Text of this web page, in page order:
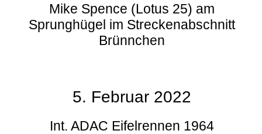
Mike Spence (Lotus 25) am
Sprunghügel im Streckenabschnitt
Brünnchen
5. Februar 2022
Int. ADAC Eifelrennen 1964